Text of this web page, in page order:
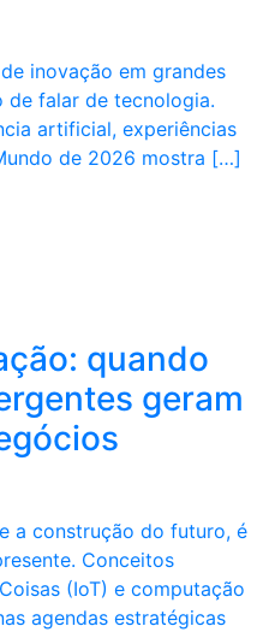
inovação em grandes
de falar de tecnologia.
artificial, experiências
de 2026 mostra […]
quando
geram
a construção do futuro, é
Conceitos
(IoT) e computação
agendas estratégicas